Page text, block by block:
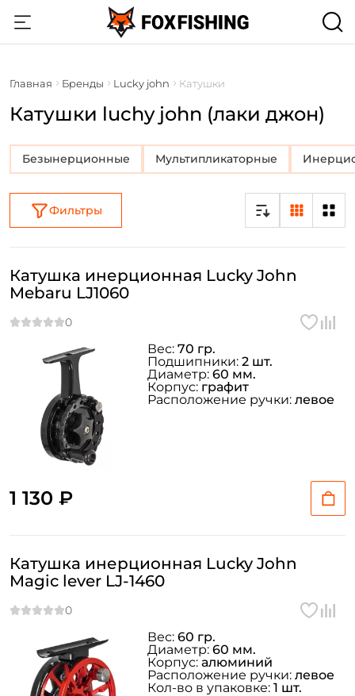
Главная Бренды Lucky john Катушки
Катушки luchy john (лаки джон)
Безынерционные Мультипликаторные
Фильтры
Катушка инерционная Lucky John
Mebaru LJ1060
1 130 ₽
Вес: 70 гр.
Подшипники: 2 шт.
Диаметр: 60 мм.
Корпус: графит
Расположение ручки: левое
Катушка инерционная Lucky John
Magic lever LJ-1460
Вес: 60 гр.
Диаметр: 60 мм.
Корпус: алюминий
Расположение ручки: левое
Кол-во в упаковке: 1 шт.